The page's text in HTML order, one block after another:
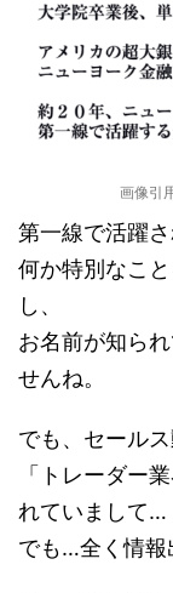
画像引
第一線で活躍
何か特別なこ
し、
お名前が知ら
せんね。
でも、セール
「トレーダー
れていまして…
でも…全く情